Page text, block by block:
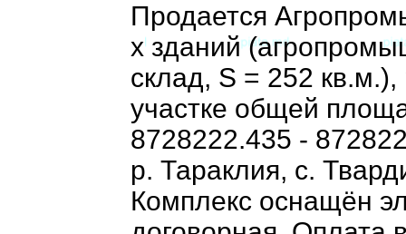
Продается
х зданий
склад, S = 252
участке общей
8728222.435 -
р. Тараклия, с.
Комплекс оснащён